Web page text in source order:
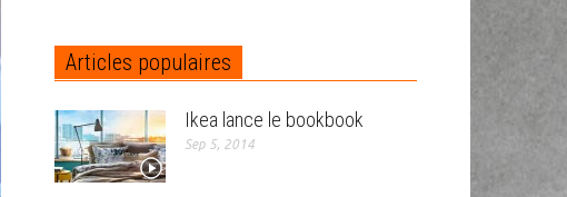
Articles populaires
Ikea lance le bookbook
Sep 5, 2014